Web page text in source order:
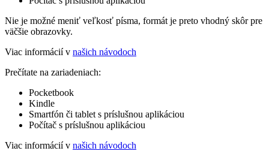
Nie je možné meniť veľkosť písma, formát je preto vhodný skôr pre
väčšie obrazovky.
Viac informácií v našich návodoch
Prečítate na zariadeniach:
Pocketbook
Kindle
Smartfón či tablet s príslušnou aplikáciou
Počítač s príslušnou aplikáciou
Viac informácií v našich návodoch